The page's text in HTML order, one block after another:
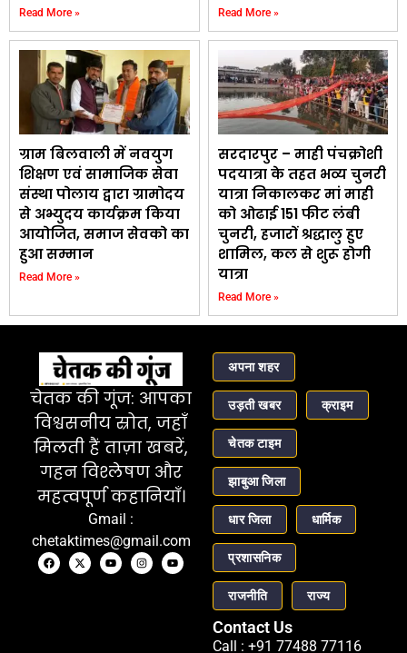
Read More » Read More »
ग्राम बिलवाली में नवयुग
शिक्षण एवं सामाजिक सेवा
संस्था पोलाय द्वारा ग्रामोदय
से अभ्युदय कार्यक्रम किया
आयोजित, समाज सेवको का
हुआ सम्मान
Read More »
सरदारपुर – माही पंचक्रोशी
पदयात्रा के तहत भव्य चुनरी
यात्रा निकालकर मां माही
को ओढाई 151 फीट लंबी
चुनरी, हजारों श्रद्धालु हुए
शामिल, कल से शुरू होगी
यात्रा
Read More »
चेतक की गूंज: आपका
विश्वसनीय स्रोत, जहाँ
मिलती हैं ताज़ा खबरें,
गहन विश्लेषण और
महत्वपूर्ण कहानियाँ।
Gmail :
chetaktimes@gmail.com
अपना शहर
उड़ती खबर क्राइम
चेतक टाइम
झाबुआ जिला
धार जिला धार्मिक
प्रशासनिक
राजनीति राज्य
Contact Us
Call : +91 77488 77116